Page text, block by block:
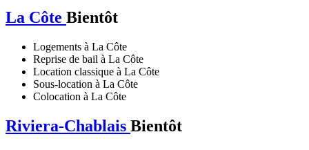
La Côte Bientôt
Logements à La Côte
Reprise de bail à La Côte
Location classique à La Côte
Sous-location à La Côte
Colocation à La Côte
Riviera-Chablais Bientôt